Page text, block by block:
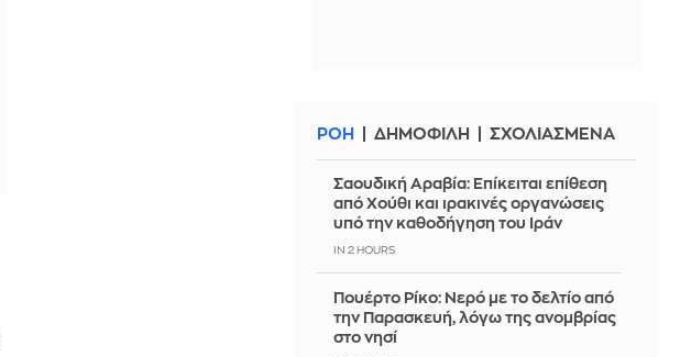
ΡΟΗ ΔΗΜΟΦΙΛΗ ΣΧΟΛΙΑΣΜΕΝΑ
Σαουδική Αραβία: Επίκειται επίθεση
από Χούθι και ιρακινές οργανώσεις
υπό την καθοδήγηση του Ιράν
IN 2 HOURS
Πουέρτο Ρίκο: Νερό με το δελτίο από
την Παρασκευή, λόγω της ανομβρίας
στο νησί